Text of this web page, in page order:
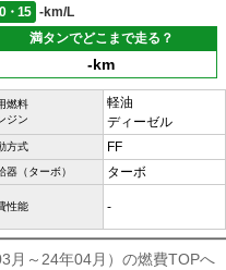
・15
-km/L
満タンでどこまで走る？
-km
燃料
ジン
軽油
ディーゼル
方式 FF
器（ターボ） ターボ
性能 -
月～24年04月）の燃費TOPへ